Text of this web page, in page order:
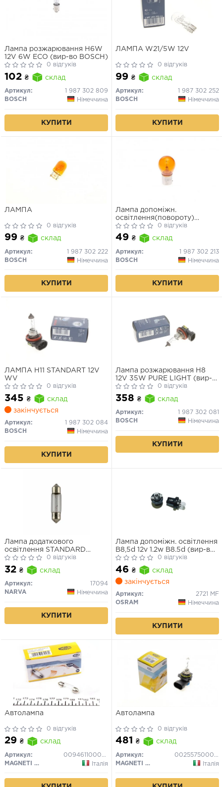
Лампа розжарювання H6W
12V 6W ECO (вир-во BOSCH)
0 відгуків
102 ₴ склад
Артикул:
1 987 302 809
BOSCH
Німеччина
КУПИТИ
ЛАМПА W21/5W 12V
0 відгуків
99 ₴ склад
Артикул:
1 987 302 252
BOSCH
Німеччина
КУПИТИ
ЛАМПА
0 відгуків
99 ₴ склад
Артикул:
1 987 302 222
BOSCH
Німеччина
КУПИТИ
Лампа допоміжн.
освітлення(повороту)
BOSCH 12V 21W PY21W PURE
LIGHT РY21W 12V (жовта)
0 відгуків
49 ₴ склад
Артикул:
1 987 302 213
BOSCH
Німеччина
КУПИТИ
ЛАМПА H11 STANDART 12V
WV
0 відгуків
345 ₴
склад
закінчується
Артикул:
1 987 302 084
BOSCH
Німеччина
КУПИТИ
Лампа розжарювання H8
12V 35W PURE LIGHT (вир-
во Bosch)
0 відгуків
358 ₴ склад
Артикул:
1 987 302 081
BOSCH
Німеччина
КУПИТИ
Лампа додаткового
освітлення STANDARD
T6,2X27 12V 3W0 відгуків
32 ₴ склад
Артикул:
17094
NARVA
Німеччина
КУПИТИ
Лампа допоміжн. освітлення
B8,5d 12v 1.2w B8.5d (вир-во
OSRAM)
0 відгуків
46 ₴
склад
закінчується
Артикул:
2721 MF
OSRAM
Німеччина
КУПИТИ
Автолампа
0 відгуків
29 ₴ склад
Артикул:
009461100000
MAGNETI MARELLI
Італія
Автолампа
0 відгуків
481 ₴ склад
Артикул:
002557500000
MAGNETI MARELLI
Італія